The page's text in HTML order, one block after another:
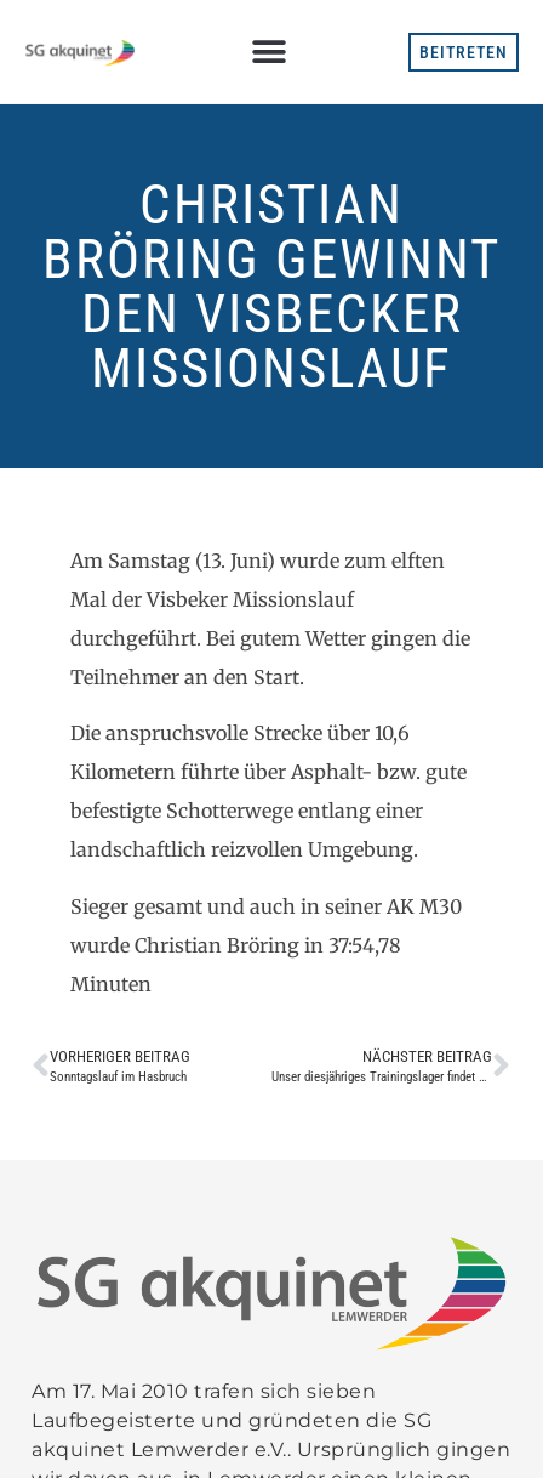
BEITRETEN
CHRISTIAN
BRÖRING GEWINNT
DEN VISBECKER
MISSIONSLAUF
Am Samstag (13. Juni) wurde zum elften
Mal der Visbeker Missionslauf
durchgeführt. Bei gutem Wetter gingen die
Teilnehmer an den Start.
Die anspruchsvolle Strecke über 10,6
Kilometern führte über Asphalt- bzw. gute
befestigte Schotterwege entlang einer
landschaftlich reizvollen Umgebung.
Sieger gesamt und auch in seiner AK M30
wurde Christian Bröring in 37:54,78
Minuten
VORHERIGER BEITRAG
Sonntagslauf im Hasbruch
NÄCHSTER BEITRAG
Unser diesjähriges Trainingslager findet vom 25.09. bis zum 27.09.2015 statt
Am 17. Mai 2010 trafen sich sieben
Laufbegeisterte und gründeten die SG
akquinet Lemwerder e.V.. Ursprünglich gingen